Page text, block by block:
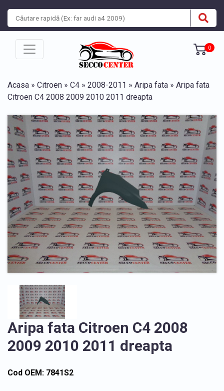
0
Acasa » Citroen » C4 » 2008-2011 » Aripa fata » Aripa fata
Citroen C4 2008 2009 2010 2011 dreapta
Aripa fata Citroen C4 2008
2009 2010 2011 dreapta
Cod OEM: 7841S2